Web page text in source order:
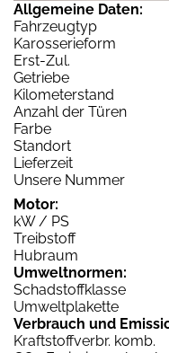
Allgemeine Daten:
Fahrzeugtyp
Karosserieform
Erst-Zul.
Getriebe
Kilometerstand
Anzahl der Türen
Farbe
Standort
Lieferzeit
Unsere Nummer
Motor:
kW / PS
Treibstoff
Hubraum
Umweltnormen:
Schadstoffklasse
Umweltplakette
Verbrauch und
Kraftstoffverbr. komb.